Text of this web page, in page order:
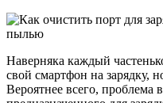
Наверняка каждый
свой смартфон на зарядку,
Вероятнее всего, проблема